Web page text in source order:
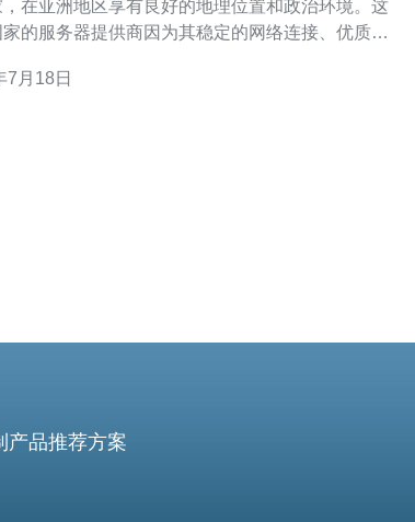
，在亚洲地区享有良好的地理位置和政治环境。这
的服务器提供商因为其稳定的网络连接、优质的
拥有先进的网络设备和技术，保证了稳定的网络
7月18日
产品推荐方案